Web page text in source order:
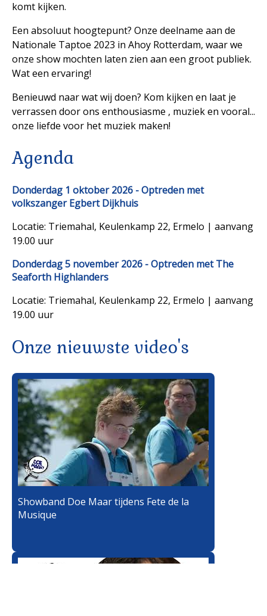
komt kijken.
Een absoluut hoogtepunt? Onze deelname aan de
Nationale Taptoe 2023 in Ahoy Rotterdam, waar we
onze show mochten laten zien aan een groot publiek.
Wat een ervaring!
Benieuwd naar wat wij doen? Kom kijken en laat je
verrassen door ons enthousiasme , muziek en vooral...
onze liefde voor het muziek maken!
Agenda
Donderdag 1 oktober 2026 - Optreden met
volkszanger Egbert Dijkhuis
Locatie: Triemahal, Keulenkamp 22, Ermelo | aanvang
19.00 uur
Donderdag 5 november 2026 - Optreden met The
Seaforth Highlanders
Locatie: Triemahal, Keulenkamp 22, Ermelo | aanvang
19.00 uur
Onze nieuwste video's
Showband Doe Maar tijdens Fete de la
Musique